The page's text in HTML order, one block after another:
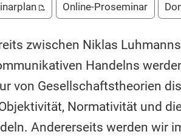
Online-Proseminar
zwischen Niklas
Handelns
von Gesellschaftstheorien
Normativität und
Andererseits werden wir